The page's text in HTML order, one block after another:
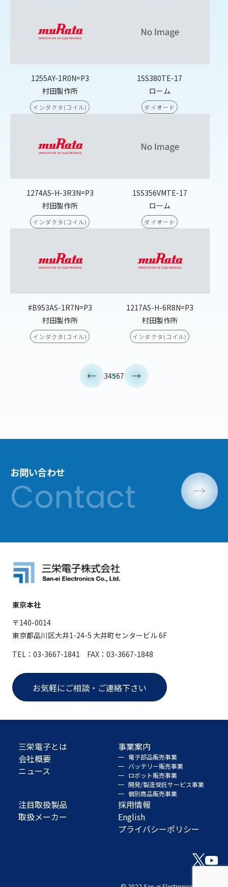
1255AY-1R0N=P3
村田製作所
インダクタ(コイル)
1SS380TE-17
ローム
ダイオード
1274AS-H-3R3N=P3
村田製作所
インダクタ(コイル)
1SS356VMTE-17
ローム
ダイオード
#B953AS-1R7N=P3
村田製作所
インダクタ(コイル)
1217AS-H-6R8N=P3
村田製作所
インダクタ(コイル)
34567
お問い合わせ
東京本社
〒140-0014
東京都品川区大井1-24-5 大井町センタービル 6F
TEL：03-3667-1841 FAX：03-3667-1848
お気軽にご相談・ご連絡下さい
三栄電子とは
会社概要
ニュース
事業案内
電子部品販売事業
バッテリー販売事業
ロボット販売事業
開発/製造受託サービス事業
個別商品販売事業
注目取扱製品
取扱メーカー
採用情報
English
プライバシーポリシー